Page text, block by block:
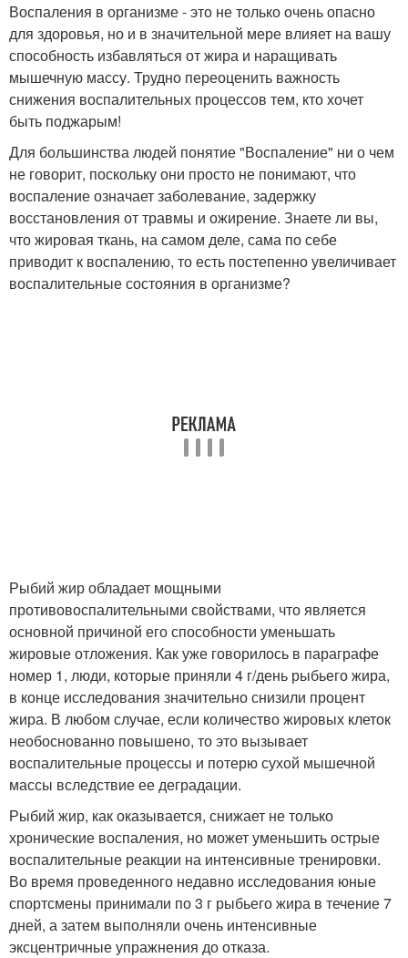
Воспаления в организме - это не только очень опасно
для здоровья, но и в значительной мере влияет на вашу
способность избавляться от жира и наращивать
мышечную массу. Трудно переоценить важность
снижения воспалительных процессов тем, кто хочет
быть поджарым!
Для большинства людей понятие "Воспаление" ни о чем
не говорит, поскольку они просто не понимают, что
воспаление означает заболевание, задержку
восстановления от травмы и ожирение. Знаете ли вы,
что жировая ткань, на самом деле, сама по себе
приводит к воспалению, то есть постепенно увеличивает
воспалительные состояния в организме?
Рыбий жир обладает мощными
противовоспалительными свойствами, что является
основной причиной его способности уменьшать
жировые отложения. Как уже говорилось в параграфе
номер 1, люди, которые приняли 4 г/день рыбьего жира,
в конце исследования значительно снизили процент
жира. В любом случае, если количество жировых клеток
необоснованно повышено, то это вызывает
воспалительные процессы и потерю сухой мышечной
массы вследствие ее деградации.
Рыбий жир, как оказывается, снижает не только
хронические воспаления, но может уменьшить острые
воспалительные реакции на интенсивные тренировки.
Во время проведенного недавно исследования юные
спортсмены принимали по 3 г рыбьего жира в течение 7
дней, а затем выполняли очень интенсивные
эксцентричные упражнения до отказа.